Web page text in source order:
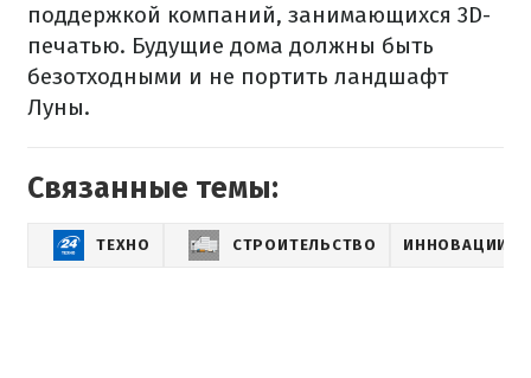
поддержкой компаний, занимающихся 3D-
печатью. Будущие дома должны быть
безотходными и не портить ландшафт
Луны.
Связанные темы:
ТЕХНО СТРОИТЕЛЬСТВО ИННОВАЦИИ